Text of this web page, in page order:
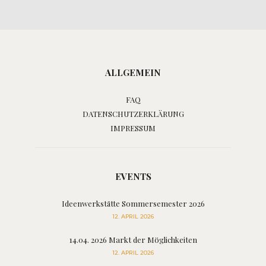
ALLGEMEIN
FAQ
DATENSCHUTZERKLÄRUNG
IMPRESSUM
EVENTS
Ideenwerkstätte Sommersemester 2026
12. APRIL 2026
14.04. 2026 Markt der Möglichkeiten
12. APRIL 2026